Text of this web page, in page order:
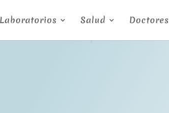
Laboratorios Salud Doctores